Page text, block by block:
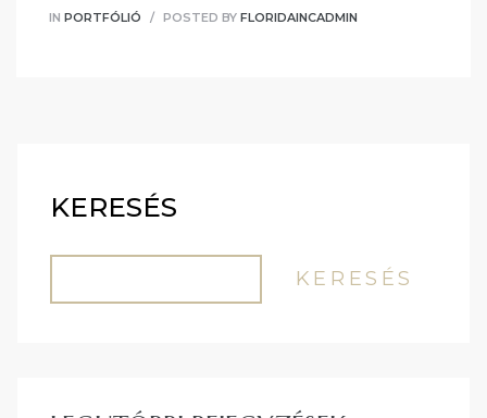
IN PORTFÓLIÓ POSTED BY FLORIDAINCADMIN
KERESÉS
KERESÉS